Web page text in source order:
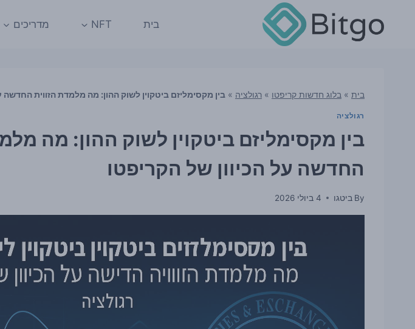
בית NFT מדריכים
בית » בלוג חדשות קריפטו »רגולציה »בין מקסימליזם ביטקוין לשוק ההון: מה מלמדת הזווית החדשה
רגולציה
בין מקסימליזם ביטקוין לשוק ההון: מה
החדשה על הכיוון של הקריפטו
By ביטגו 4 ביולי 2026